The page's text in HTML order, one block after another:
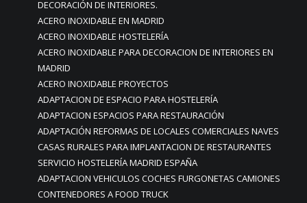
DECORACIÓN DE INTERIORES.
ACERO INOXIDABLE EN MADRID
ACERO INOXIDABLE HOSTELERÍA
ACERO INOXIDABLE PARA DECORACION DE INTERIORES EN
MADRID
ACERO INOXIDABLE PROYECTOS
ADAPTACION DE ESPACIO PARA HOSTELERÍA
ADAPTACION ESPACIOS PARA RESTAURACIÓN
ADAPTACIÓN REFORMAS DE LOCALES COMERCIALES NAVES
CASAS RURALES PARA IMPLANTACION DE RESTAURANTES
SERVICIO HOSTELERÍA MADRID ESPAÑA
ADAPTACION VEHICULOS COCHES FURGONETAS CAMIONES
CONTENEDORES A FOOD TRUCK